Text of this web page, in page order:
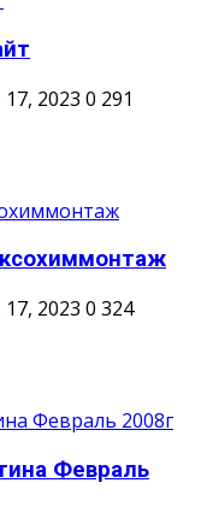
2023 0 291
2023 0 324
Февраль